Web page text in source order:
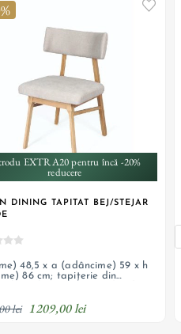
EXTRA20 pentru încă -20%
reducere
DINING TAPITAT BEJ/STEJAR
48,5 x a (adâncime) 59 x h
86 cm; tapițerie din
lei 1209,00 lei